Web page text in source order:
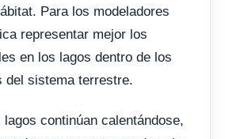
Para los modeladores
representar mejor los
en los lagos dentro de los
del sistema terrestre.
lagos continúan calentándose,